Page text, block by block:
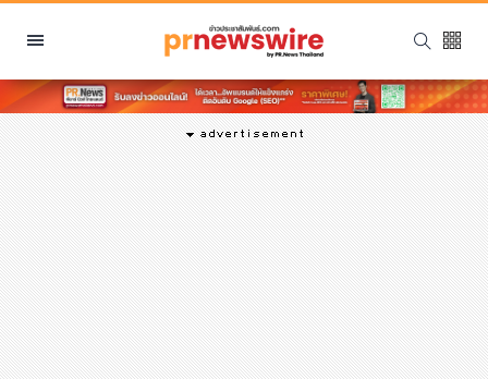
หมวดหมู่
พีอาร์ นิวส์ไวร์
สินค้า, บริการ
โปรโมชั่น
งานอีเว้นท์
รีวิว
บันเทิง
นักแสดง, นักร้อง, โมเดล
อินฟลูเอนเซอร์